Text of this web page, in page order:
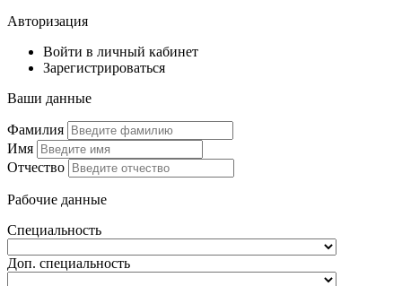
Авторизация
Войти в личный кабинет
Зарегистрироваться
Ваши данные
Фамилия
Имя
Отчество
Рабочие данные
Специальность
Доп. специальность